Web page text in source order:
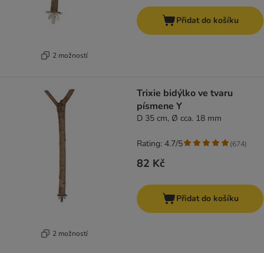
2 možností
Přidat do košíku
2 možností
Trixie bidýlko ve tvaru
písmene Y
D 35 cm, Ø cca. 18 mm
82 Kč
Rating: 4.7/5 (674)
Přidat do košíku